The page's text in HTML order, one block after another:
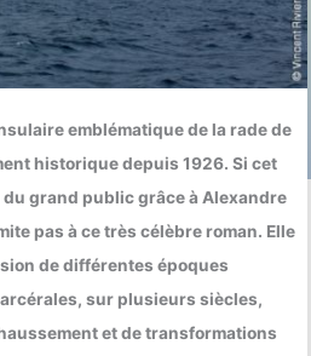
emblématique de la rade de
historique depuis 1926. Si cet
grand public grâce à Alexandre
pas à ce très célèbre roman. Elle
de différentes époques
sur plusieurs siècles,
et de transformations